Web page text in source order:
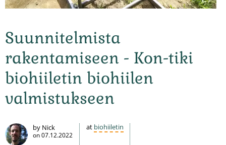
Suunnitelmista
rakentamiseen - Kon-tiki
biohiiletin biohiilen
valmistukseen
by Nick
on 07.12.2022
at biohiiletin